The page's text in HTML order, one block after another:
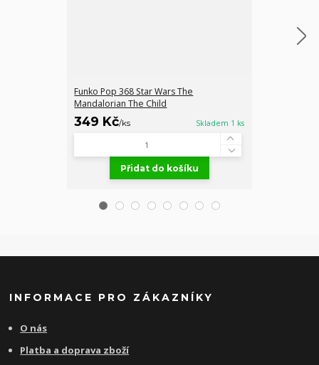
Funko Pop 368 Star Wars The
Mandalorian The Child
349 Kč/ks Skladem 1 ks
Přidat do košíku
INFORMACE PRO ZÁKAZNÍKY
O nás
Platba a doprava zboží